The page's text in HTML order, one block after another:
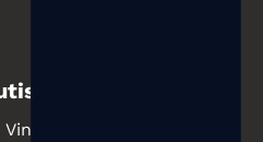
yrityksellesi